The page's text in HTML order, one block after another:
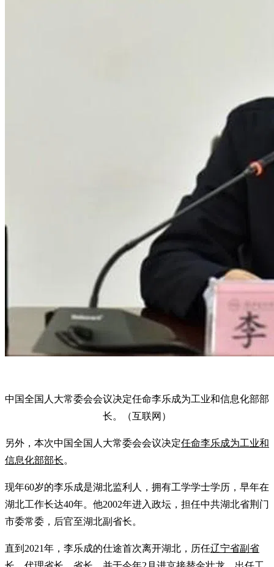
中国全国人大常委会会议决定任命李乐成为工业和信息化部部
长。（互联网）
另外，本次中国全国人大常委会会议决定任命李乐成为工业和
信息化部部长。
现年60岁的李乐成是湖北监利人，拥有工学学士学历，早年在
湖北工作长达40年。他2002年进入政坛，担任中共湖北省荆门
市委常委，后官至湖北副省长。
直到2021年，李乐成的仕途首次离开湖北，历任辽宁省副省